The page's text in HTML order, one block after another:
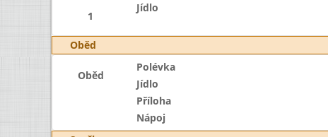
1
Jídlo
Oběd
Oběd
Polévka
Jídlo
Příloha
Nápoj